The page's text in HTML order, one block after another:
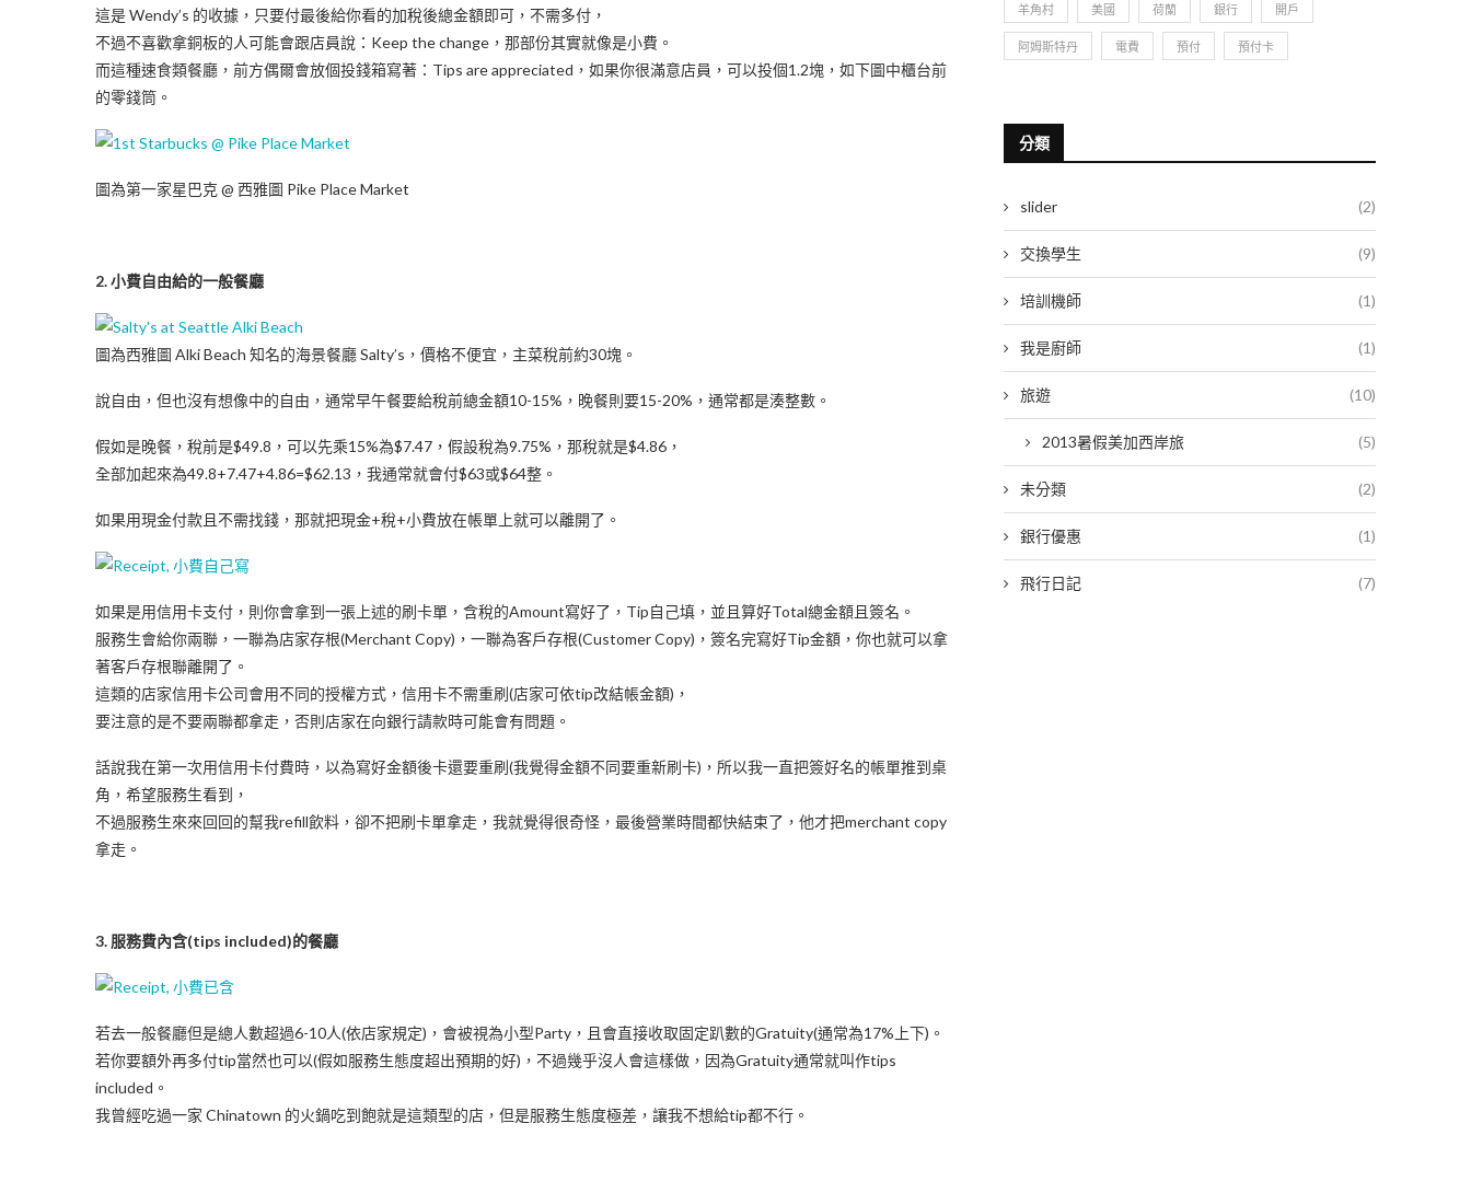
這是 Wendy’s 的收據，只要付最後給你看的加稅後總金額即可，不需多付，
不過不喜歡拿銅板的人可能會跟店員說：Keep the change，那部份其實就像是小費。
而這種速食類餐廳，前方偶爾會放個投錢箱寫著：Tips are appreciated，如果你很滿意店員，可以投個1.2塊，如下圖中櫃台前
的零錢筒。
圖為第一家星巴克 @ 西雅圖 Pike Place Market
2. 小費自由給的一般餐廳
圖為西雅圖 Alki Beach 知名的海景餐廳 Salty’s，價格不便宜，主菜稅前約30塊。
說自由，但也沒有想像中的自由，通常早午餐要給稅前總金額10-15%，晚餐則要15-20%，通常都是湊整數。
假如是晚餐，稅前是$49.8，可以先乘15%為$7.47，假設稅為9.75%，那稅就是$4.86，
全部加起來為49.8+7.47+4.86=$62.13，我通常就會付$63或$64整。
如果用現金付款且不需找錢，那就把現金+稅+小費放在帳單上就可以離開了。
如果是用信用卡支付，則你會拿到一張上述的刷卡單，含稅的Amount寫好了，Tip自己填，並且算好Total總金額且簽名。
服務生會給你兩聯，一聯為店家存根(Merchant Copy)，一聯為客戶存根(Customer Copy)，簽名完寫好Tip金額，你也就可以拿
著客戶存根聯離開了。
這類的店家信用卡公司會用不同的授權方式，信用卡不需重刷(店家可依tip改結帳金額)，
要注意的是不要兩聯都拿走，否則店家在向銀行請款時可能會有問題。
話說我在第一次用信用卡付費時，以為寫好金額後卡還要重刷(我覺得金額不同要重新刷卡)，所以我一直把簽好名的帳單推到桌
角，希望服務生看到，
不過服務生來來回回的幫我refill飲料，卻不把刷卡單拿走，我就覺得很奇怪，最後營業時間都快結束了，他才把merchant copy
拿走。
3. 服務費內含(tips included)的餐廳
若去一般餐廳但是總人數超過6-10人(依店家規定)，會被視為小型Party，且會直接收取固定趴數的Gratuity(通常為17%上下)。
若你要額外再多付tip當然也可以(假如服務生態度超出預期的好)，不過幾乎沒人會這樣做，因為Gratuity通常就叫作tips
included。
我曾經吃過一家 Chinatown 的火鍋吃到飽就是這類型的店，但是服務生態度極差，讓我不想給tip都不行。
羊角村 美國 荷蘭 銀行 開戶
阿姆斯特丹 電費 預付 預付卡
分類
slider (2)
交換學生 (9)
培訓機師 (1)
我是廚師 (1)
旅遊 (10)
2013暑假美加西岸旅 (5)
未分類 (2)
銀行優惠 (1)
飛行日記 (7)